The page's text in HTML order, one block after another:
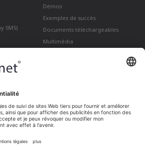
SMS)
Démos
Exemples de succès
Documents téléchargeables
Multimédia
électronique certifié depuis Gmail
València · São Paulo · Bogotá ·
· Dubai · Santo Domingo ·
Lima